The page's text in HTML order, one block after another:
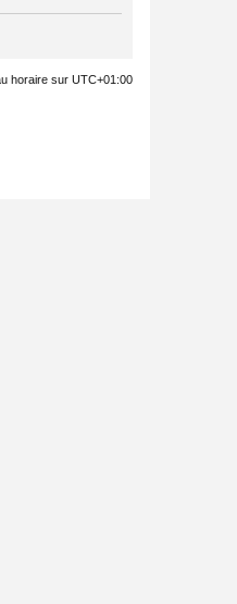
horaire sur UTC+01:00